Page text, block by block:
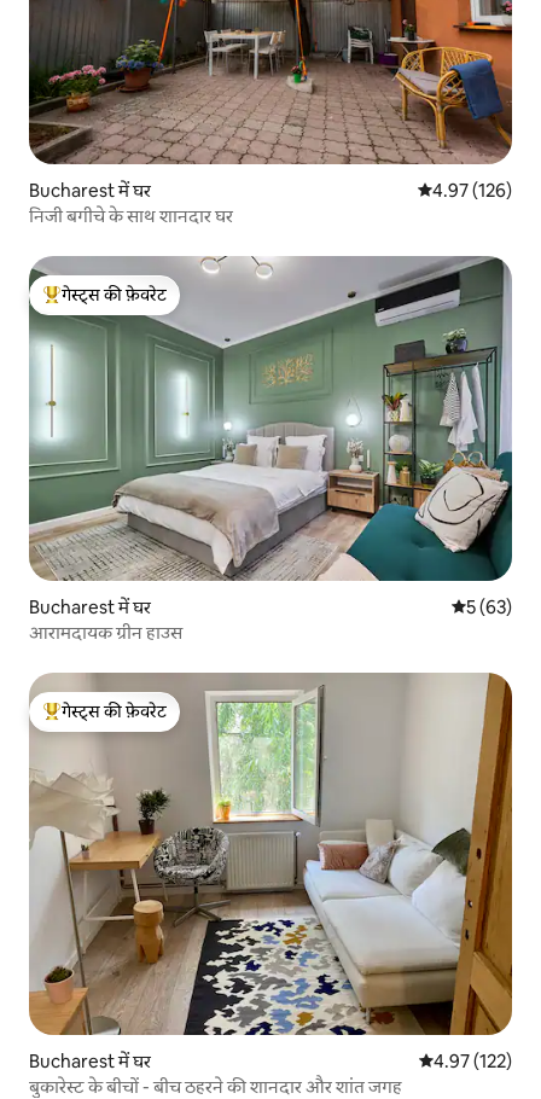
Bucharest में घर औसत रेटिंग 5 में से
4.97 (126)
निजी बगीचे के साथ शानदार घर
गेस्ट्स का टॉप फ़ेवरेट
गेस्ट्स की फ़ेवरेट
Bucharest में घर औसत रेटिंग
5 (63)
आरामदायक ग्रीन हाउस
गेस्ट्स का टॉप फ़ेवरेट
गेस्ट्स की फ़ेवरेट
Bucharest में घर औसत रेटिंग 5 में से
4.97 (122)
बुकारेस्ट के बीचों - बीच ठहरने की शानदार और शांत जगह